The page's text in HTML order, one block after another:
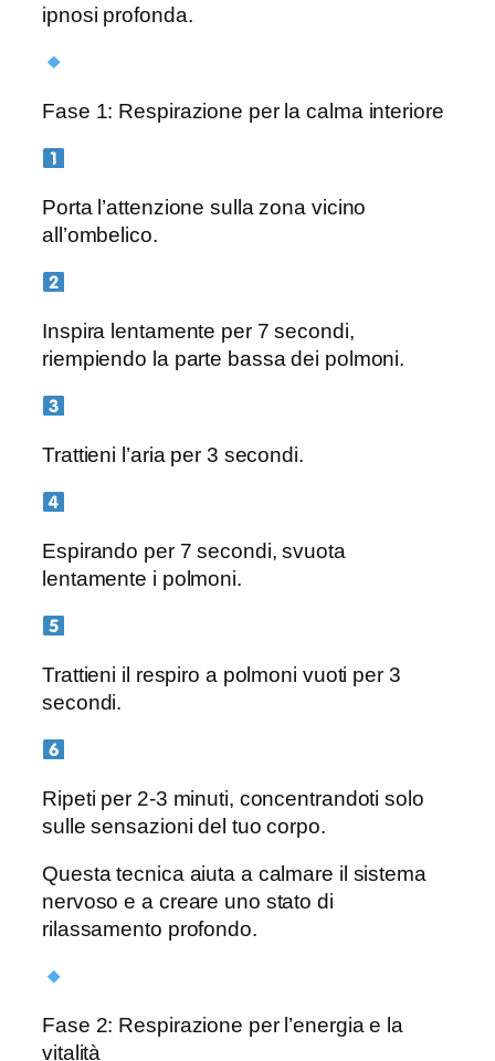
ipnosi profonda.
Fase 1: Respirazione per la calma interiore
Porta l’attenzione sulla zona vicino
all’ombelico.
Inspira lentamente per 7 secondi,
riempiendo la parte bassa dei polmoni.
Trattieni l’aria per 3 secondi.
Espirando per 7 secondi, svuota
lentamente i polmoni.
Trattieni il respiro a polmoni vuoti per 3
secondi.
Ripeti per 2-3 minuti, concentrandoti solo
sulle sensazioni del tuo corpo.
Questa tecnica aiuta a calmare il sistema
nervoso e a creare uno stato di
rilassamento profondo.
Fase 2: Respirazione per l’energia e la
vitalità